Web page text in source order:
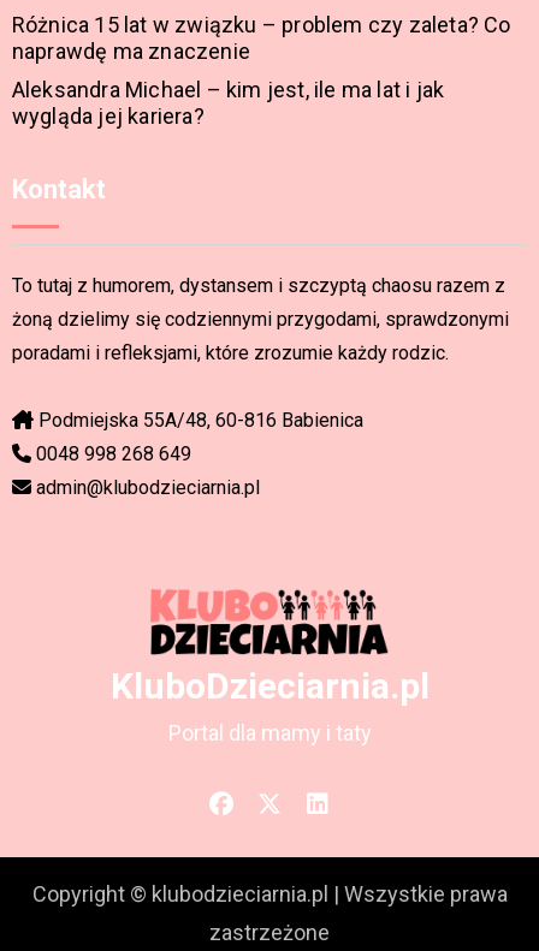
Różnica 15 lat w związku – problem czy zaleta? Co
naprawdę ma znaczenie
Aleksandra Michael – kim jest, ile ma lat i jak
wygląda jej kariera?
Kontakt
To tutaj z humorem, dystansem i szczyptą chaosu razem z
żoną dzielimy się codziennymi przygodami, sprawdzonymi
poradami i refleksjami, które zrozumie każdy rodzic.
Podmiejska 55A/48, 60-816 Babienica
0048 998 268 649
admin@klubodzieciarnia.pl
KluboDzieciarnia.pl
Portal dla mamy i taty
Copyright © klubodzieciarnia.pl | Wszystkie prawa
zastrzeżone